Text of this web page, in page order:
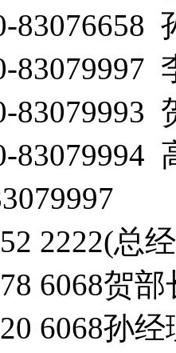
83076658
83079997
83079993
83079994
2222(总
6068贺
6068孙